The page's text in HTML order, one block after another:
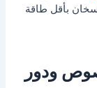
بأقل طاقة
ودور